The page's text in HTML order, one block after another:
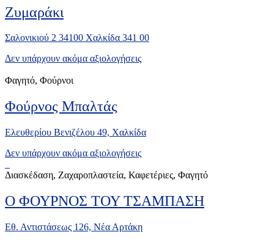
Ζυμαράκι
Σαλονικιού 2 34100 Χαλκίδα 341 00
Δεν υπάρχουν ακόμα αξιολογήσεις
Φαγητό, Φούρνοι
Φούρνος Μπαλτάς
Ελευθερίου Βενιζέλου 49, Xαλκίδα
Δεν υπάρχουν ακόμα αξιολογήσεις
Διασκέδαση, Ζαχαροπλαστεία, Καφετέριες, Φαγητό
Ο ΦΟΥΡΝΟΣ ΤΟΥ ΤΣΑΜΠΑΣΗ
Εθ. Αντιστάσεως 126, Νέα Αρτάκη